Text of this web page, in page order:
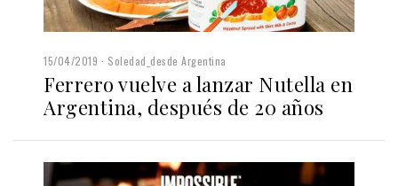
15/04/2019 Soledad_desde Argentina
Ferrero vuelve a lanzar Nutella en
Argentina, después de 20 años